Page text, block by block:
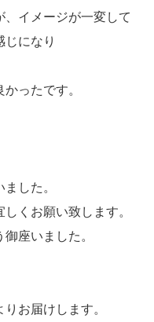
イメージが一変して
じになり
ったです。
した。
くお願い致します。
座いました。
お届けします。